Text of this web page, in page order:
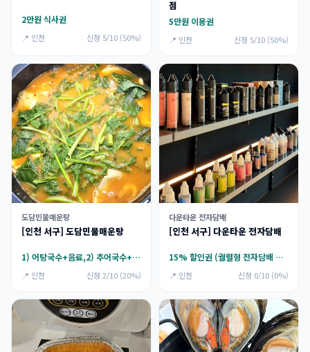
2만원 식사권
📍 인천 신청 5/10 (50%)
점
5만원 이용권
📍 인천 신청 5/10 (50%)
도담민물매운탕
[인천 서구] 도담민물매운탕
1) 어탕국수+음료,2) 추어국수+음료
📍 인천 신청 2/10 (20%)
다운타운 전자담배
[인천 서구] 다운타운 전자담배
15% 할인권 (궐렬형 전자담배 취급X)
📍 인천 신청 0/10 (0%)